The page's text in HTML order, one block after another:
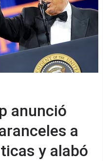
anunció
a
y alabó